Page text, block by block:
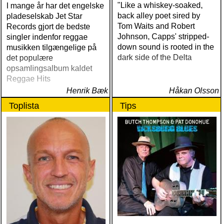
I mange år har det engelske
pladeselskab Jet Star
Records gjort de bedste
singler indenfor reggae
musikken tilgængelige på
det populære
opsamlingsalbum kaldet
Reggae Hits
Henrik Bæk
"Like a whiskey-soaked,
back alley poet sired by
Tom Waits and Robert
Johnson, Capps' stripped-
down sound is rooted in the
dark side of the Delta
Håkan Olsson
Toplista Tips